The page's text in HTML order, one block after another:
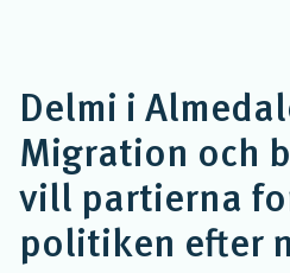
Delmi i
Migration och
vill partierna
politiken efter